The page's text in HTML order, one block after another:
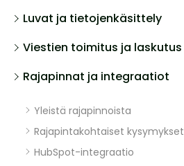
Luvat ja tietojenkäsittely
Viestien toimitus ja laskutus
Rajapinnat ja integraatiot
Yleistä rajapinnoista
Rajapintakohtaiset kysymykset
HubSpot-integraatio